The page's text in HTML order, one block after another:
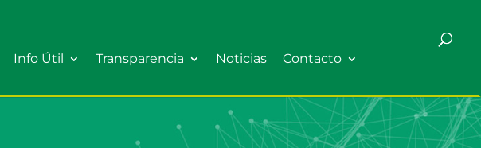
Info Útil Transparencia Noticias Contacto